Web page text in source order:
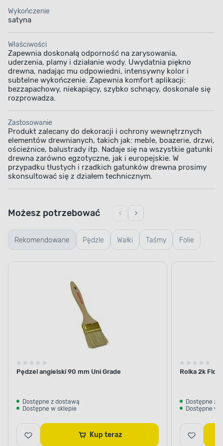
Wykończenie
satyna
Właściwości
Zapewnia doskonałą odporność na zarysowania,
uderzenia, plamy i działanie wody. Uwydatnia piękno
drewna, nadając mu odpowiedni, intensywny kolor i
subtelne wykończenie. Zapewnia komfort aplikacji:
bezzapachowy, niekapiący, szybko schnący, doskonale się
rozprowadza.
Zastosowanie
Produkt zalecany do dekoracji i ochrony wewnętrznych
elementów drewnianych, takich jak: meble, boazerie, drzwi,
ościeżnice, balustrady itp. Nadaje się na wszystkie gatunki
drewna zarówno egzotyczne, jak i europejskie. W
przypadku tłustych i rzadkich gatunków drewna prosimy
skonsultować się z działem technicznym.
Rekomendowane Pędzle Wałki Taśmy Folie
Możesz potrzebować
Pędzel angielski 90 mm Uni Grade
Dostępne z dostawą
Dostępne w sklepie
Kup teraz
Rolka 2k Flok
Dostępne z
Dostępne w